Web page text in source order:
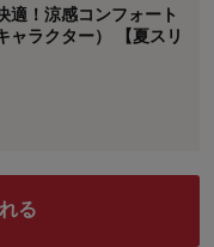
適！涼感コンフォート
ャラクター） 【夏スリ
る